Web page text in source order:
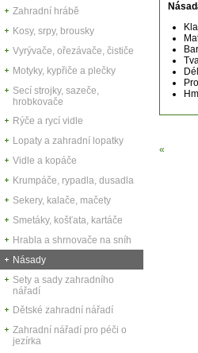
Zahradní hrábě
Kosy, srpy, brousky
Vyrývače, ořezávače, čističe
Motyky, kypřiče a plečky
Secí strojky, sazeče,
hrobkovače
Rýče a rycí vidle
Lopaty a zahradní lopatky
Vidle a kopáče
Krumpáče, rypadla, dusadla
Sekery, kalače, mačety
Smetáky, košťata, kartáče
Hrabla a shrnovače na sníh
Násady
Sety a sady zahradního
nářadí
Dětské zahradní nářadí
Zahradní nářadí pro péči o
jezírka
«